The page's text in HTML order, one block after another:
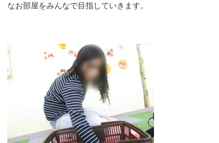
なお部屋をみんなで目指していきます。